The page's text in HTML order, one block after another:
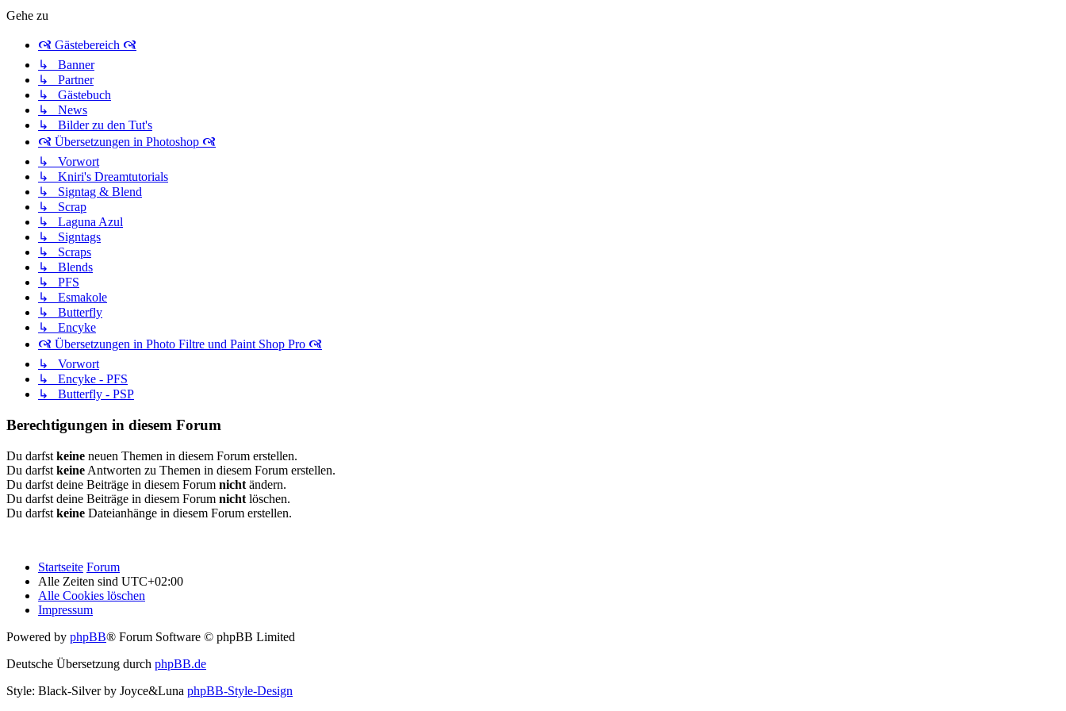
Gehe zu
🙧 Gästebereich 🙧
↳ Banner
↳ Partner
↳ Gästebuch
↳ News
↳ Bilder zu den Tut's
🙧 Übersetzungen in Photoshop 🙧
↳ Vorwort
↳ Kniri's Dreamtutorials
↳ Signtag & Blend
↳ Scrap
↳ Laguna Azul
↳ Signtags
↳ Scraps
↳ Blends
↳ PFS
↳ Esmakole
↳ Butterfly
↳ Encyke
🙧 Übersetzungen in Photo Filtre und Paint Shop Pro 🙧
↳ Vorwort
↳ Encyke - PFS
↳ Butterfly - PSP
Berechtigungen in diesem Forum
Du darfst keine neuen Themen in diesem Forum erstellen.
Du darfst keine Antworten zu Themen in diesem Forum erstellen.
Du darfst deine Beiträge in diesem Forum nicht ändern.
Du darfst deine Beiträge in diesem Forum nicht löschen.
Du darfst keine Dateianhänge in diesem Forum erstellen.
Startseite Forum
Alle Zeiten sind UTC+02:00
Alle Cookies löschen
Impressum
Powered by phpBB® Forum Software © phpBB Limited
Deutsche Übersetzung durch phpBB.de
Style: Black-Silver by Joyce&Luna phpBB-Style-Design